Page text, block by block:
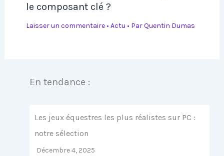
le composant clé ?
Laisser un commentaire • Actu • ParQuentin Dumas
En tendance :
Les jeux équestres les plus réalistes sur PC :
notre sélection
Décembre 4, 2025